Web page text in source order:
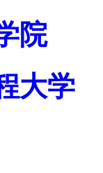
院
大学